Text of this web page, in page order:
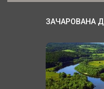
ЗАЧАРОВАНА